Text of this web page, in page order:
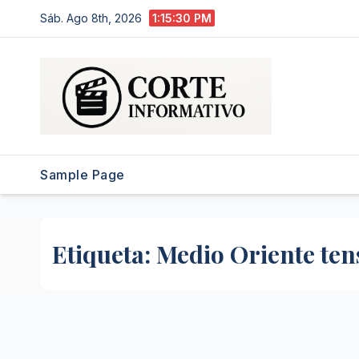
al
Sáb. Ago 8th, 2026 1:15:31 PM
Sample Page
Etiqueta: Medio Oriente